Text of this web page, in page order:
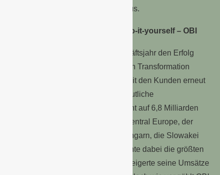
Zeiten, aus dem Home-Office heraus.
Do-it-yourself – OBI
OBI stellte im abgelaufenen Geschäftsjahr den Erfolg
seiner Strategie der kontinuierlichen Transformation
durch Digitalisierung im Umgang mit den Kunden erneut
eindrucksvoll unter Beweis. Die deutliche
Umsatzsteigerung um 6,5 % Prozent auf 6,8 Milliarden
Euro drückt das aus. Die Region Central Europe, der
neben Deutschland Tschechien, Ungarn, die Slowakei
und Slowenien angehören, verbuchte dabei die größten
Zuwächse. Aber auch Österreich steigerte seine Umsätze